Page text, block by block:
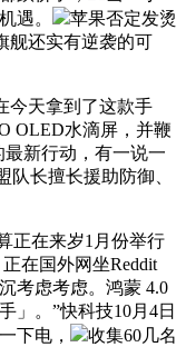
遇。
苹果否定发烫
舰还实有逆袭的可
天拿到了这款手
OLED水滴屏，并鞭
新行动，有一说一
队长擅长援助防御、
在来岁1月份举行
在国外网坐Reddit
考虑考虑。鸿蒙 4.0
」。”快科技10月4日
下电，
收集60几名